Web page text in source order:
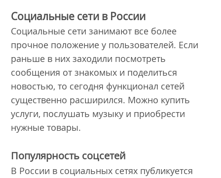
Социальные сети в России
Социальные сети занимают все более
прочное положение у пользователей. Если
раньше в них заходили посмотреть
сообщения от знакомых и поделиться
новостью, то сегодня функционал сетей
существенно расширился. Можно купить
услуги, послушать музыку и приобрести
нужные товары.
Популярность соцсетей
В России в социальных сетях публикуется